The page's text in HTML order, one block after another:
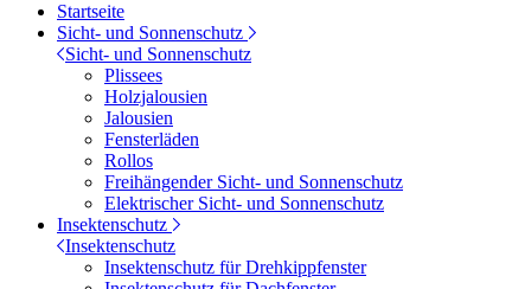
Startseite
Sicht- und Sonnenschutz
Sicht- und Sonnenschutz
Plissees
Holzjalousien
Jalousien
Fensterläden
Rollos
Freihängender Sicht- und Sonnenschutz
Elektrischer Sicht- und Sonnenschutz
Insektenschutz
Insektenschutz
Insektenschutz für Drehkippfenster